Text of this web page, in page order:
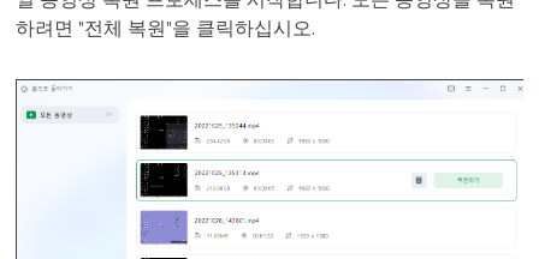
하려면 "전체 복원"을 클릭하십시오.